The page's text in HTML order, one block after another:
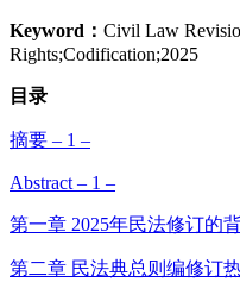
Keyword： Civil Law
Rights;Codification;2025
目录
摘要 – 1 –
Abstract – 1 –
第一章 2025年民法修订的
第二章 民法典总则编修订